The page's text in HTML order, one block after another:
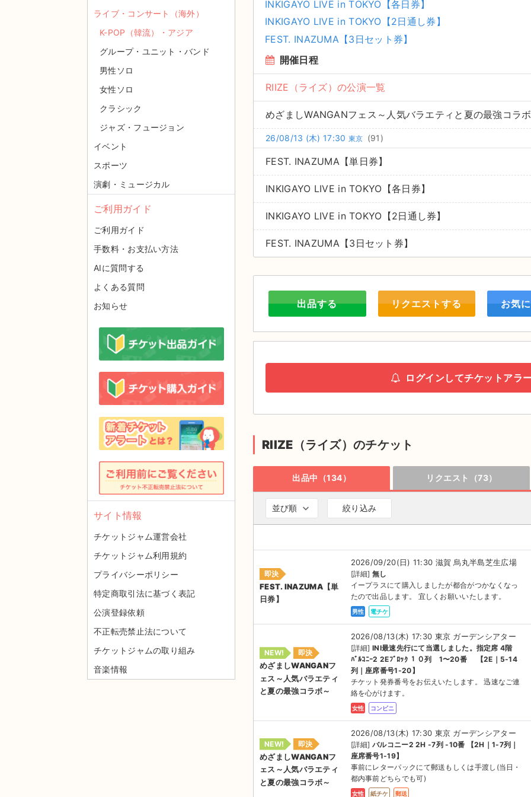
INKIGAYO LIVE in TOKYO【各日券】
INKIGAYO LIVE in TOKYO【2日通し券】
FEST. INAZUMA【3日セット券】
開催日程
RIIZE（ライズ）の公演一覧
めざましWANGANフェス～人気バラエティと夏の最強コラ
26/08/13 (木) 17:30 東京 (91)
FEST. INAZUMA【単日券】
INKIGAYO LIVE in TOKYO【各日券】
INKIGAYO LIVE in TOKYO【2日通し券】
FEST. INAZUMA【3日セット券】
出品する リクエストする お気
ログインしてチケットアラ
RIIZE（ライズ）のチケット
出品中（134） リクエスト（73）
並び順 絞り込み
即決
FEST. INAZUMA【単
日券】
2026/09/20(日) 11:30 滋賀 烏丸半島芝生広場
[詳細]無し
イープラスにて購入しましたが都合がつかなくなっ
たので出品します。 宜しくお願いいたします。
男性 電チケ
NEW! 即決
めざましWANGANフ
ェス～人気バラエティ
と夏の最強コラボ～
2026/08/13(木) 17:30 東京 ガーデンシアター
[詳細]INI最速先行にて当選しました。指定席 4階
ﾊﾞﾙｺﾆｰ2 2Eﾌﾞﾛｯｸ １０列 1〜20番 【2E｜5-14
列｜座席番号1-20】
チケット発券番号をお伝えいたします。 迅速なご連
絡を心がけます。
女性 コンビニ
NEW! 即決
めざましWANGANフ
ェス～人気バラエティ
と夏の最強コラボ～
2026/08/13(木) 17:30 東京 ガーデンシアター
[詳細]バルコニー2 2H -7列 -10番 【2H｜1-7列｜
座席番号1-19】
事前にレターパックにて郵送もしくは手渡し(当日・
都内事前どちらでも可)
女性 紙チケ 郵送
ライブ・コンサート（海外）
K-POP（韓流）・アジア
グループ・ユニット・バンド
男性ソロ
女性ソロ
クラシック
ジャズ・フュージョン
イベント
スポーツ
演劇・ミュージカル
ご利用ガイド
ご利用ガイド
手数料・お支払い方法
AIに質問する
よくある質問
お知らせ
サイト情報
チケットジャム運営会社
チケットジャム利用規約
プライバシーポリシー
特定商取引法に基づく表記
公演登録依頼
不正転売禁止法について
チケットジャムの取り組み
音楽情報